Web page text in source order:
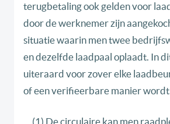
terugbetaling ook gelden voor
door de werknemer zijn
situatie waarin men twee
en dezelfde laadpaal oplaadt. In
uiteraard voor zover elke
of een verifieerbare manier
(1) De circulaire kan men